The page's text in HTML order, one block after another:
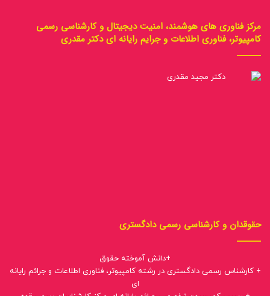
مرکز فناوری های هوشمند، امنیت دیجیتال و کارشناسی رسمی
کامپیوتر، فناوری اطلاعات و جرایم رایانه ای دکتر مقدری
حقوقدان و کارشناسی رسمی دادگستری
+دانش آموخته حقوق
+ کارشناس رسمی دادگستری در رشته کامپیوتر، فناوری اطلاعات و جرائم رایانه
ای